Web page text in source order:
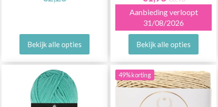
Bekijk alle opties
Aanbieding verloopt
31/08/2026
Bekijk alle opties
49% korting